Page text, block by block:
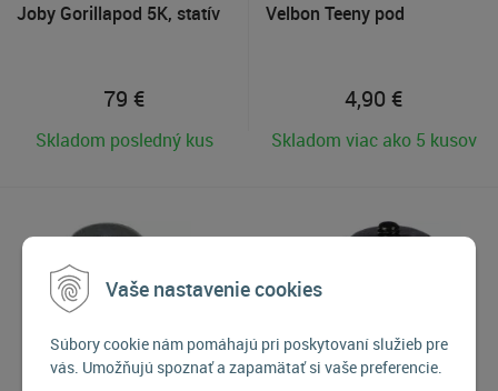
Vaše nastavenie cookies
Súbory cookie nám pomáhajú pri poskytovaní služieb pre
vás. Umožňujú spoznať a zapamätať si vaše preferencie.
Joby Gorillapod 5K, statív
79 €
Skladom posledný kus
Velbon Teeny pod
4,90 €
Skladom viac ako 5 kusov